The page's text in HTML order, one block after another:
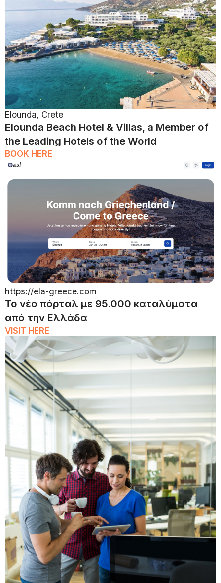
Elounda, Crete
Elounda Beach Hotel & Villas, a Member of
the Leading Hotels of the World
BOOK HERE
https://ela-greece.com
Το νέο πόρταλ με 95.000 καταλύματα
από την Ελλάδα
VISIT HERE